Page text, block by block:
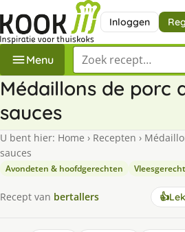
Inloggen
Menu Zoek een recept
Médaillons de porc
sauces
U bent hier: Home › Recepten ›
sauces
Avondeten & hoofdgerechten
Recept van bertallers 👍